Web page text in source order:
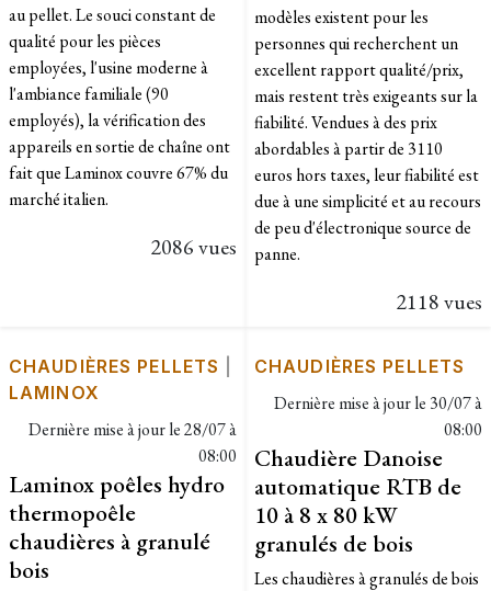
au pellet. Le souci constant de
qualité pour les pièces
employées, l'usine moderne à
l'ambiance familiale (90
employés), la vérification des
appareils en sortie de chaîne ont
fait que Laminox couvre 67% du
marché italien.
2086 vues
modèles existent pour les
personnes qui recherchent un
excellent rapport qualité/prix,
mais restent très exigeants sur la
fiabilité. Vendues à des prix
abordables à partir de 3110
euros hors taxes, leur fiabilité est
due à une simplicité et au recours
de peu d'électronique source de
panne.
2118 vues
CHAUDIÈRES PELLETS
LAMINOX
Dernière mise à jour le28/07 à
08:00
Laminox poêles hydro
thermopoêle
chaudières à granulé
bois
CHAUDIÈRES PELLETS
Dernière mise à jour le 30/07 à
08:00
Chaudière Danoise
automatique RTB de
10 à 8 x 80 kW
granulés de bois
Les chaudières à granulés de bois